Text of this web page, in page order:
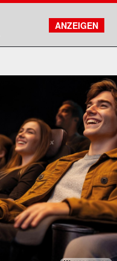
FILMSUCHE
KONTO
ANZEIGEN